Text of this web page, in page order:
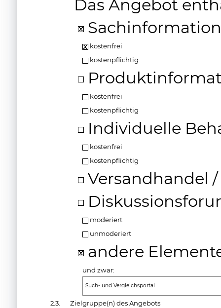
Das Angebot
Sachinformation
kostenfrei
kostenpflichtig
kostenfrei
kostenpflichtig
Individuelle
kostenfrei
kostenpflichtig
Versandhandel
moderiert
unmoderiert
andere
und zwar:
Such- und Vergleichsportal
2.3. Zielgruppe(n) des Angebots